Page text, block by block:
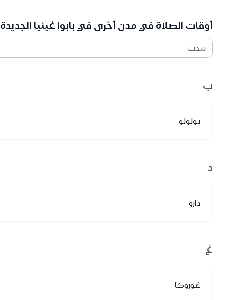
أوقات الصلاة في مدن أخرى في بابوا غينيا الجديدة
يبحث
ب
بولولو
د
دارو
غ
غوروكا